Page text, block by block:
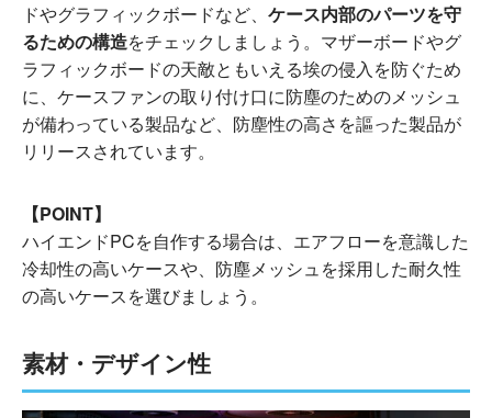
ドやグラフィックボードなど、 ケース内部のパーツを守
るための構造をチェックしましょう。マザーボードやグ
ラフィックボードの天敵ともいえる埃の侵入を防ぐため
に、ケースファンの取り付け口に防塵のためのメッシュ
が備わっている製品など、防塵性の高さを謳った製品が
リリースされています。
【POINT】
ハイエンドPCを自作する場合は、エアフローを意識した
冷却性の高いケースや、防塵メッシュを採用した耐久性
の高いケースを選びましょう。
素材・デザイン性